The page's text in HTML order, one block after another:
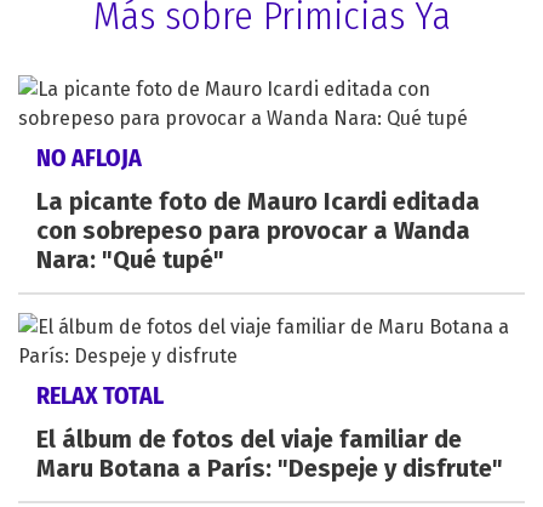
Más sobre Primicias Ya
NO AFLOJA
La picante foto de Mauro Icardi editada
con sobrepeso para provocar a Wanda
Nara: "Qué tupé"
RELAX TOTAL
El álbum de fotos del viaje familiar de
Maru Botana a París: "Despeje y disfrute"